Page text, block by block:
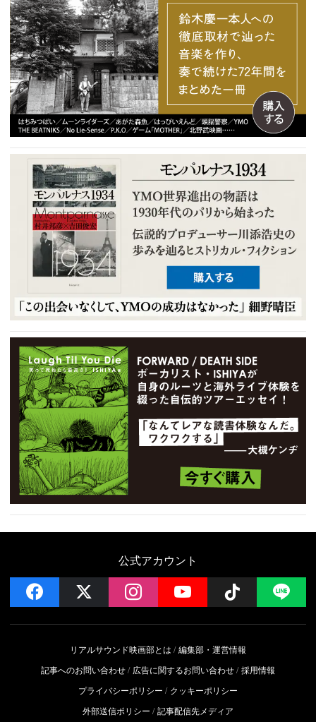
公式アカウント
facebook instagramYouTube Follow
リアルサウンド映画部とは
編集部・運営情報
記事へのお問い合わせ
広告に関するお問い合わせ 採用情報
プライバシーポリシー
クッキーポリシー
外部送信ポリシー
記事配信先メディア